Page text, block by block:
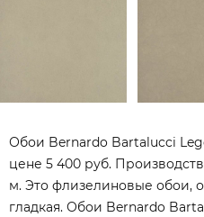
Обои Bernardo Bartalucci
цене 5 400 руб.
м. Это флизелиновые обои,
гладкая. Обои Bernardo